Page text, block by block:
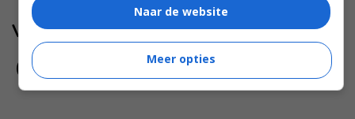
Volg jij ons al?
Naar de website
Meer opties